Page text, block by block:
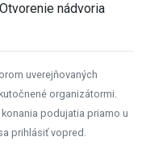
nádvoria
uverejňovaných
organizátormi.
podujatia priamo u
prihlásiť vopred.